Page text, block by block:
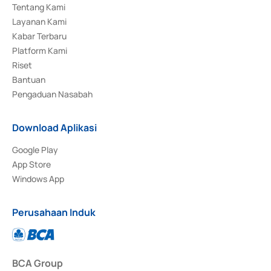
Tentang Kami
Layanan Kami
Kabar Terbaru
Platform Kami
Riset
Bantuan
Pengaduan Nasabah
Download Aplikasi
Google Play
App Store
Windows App
Perusahaan Induk
BCA Group